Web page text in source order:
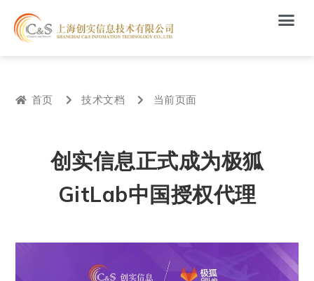
首页 技术文档 当前页面
创实信息正式成为极狐
GitLab中国授权代理